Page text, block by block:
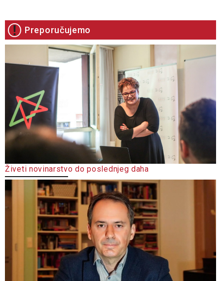
Preporučujemo
Živeti novinarstvo do poslednjeg daha